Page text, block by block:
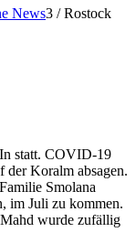
News3 / Rostock
statt. COVID-19
der Koralm absagen.
Smolana
im Juli zu kommen.
wurde zufällig